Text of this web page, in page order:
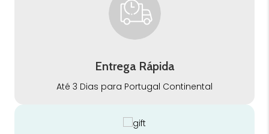
Entrega Rápida
Até 3 Dias para Portugal Continental